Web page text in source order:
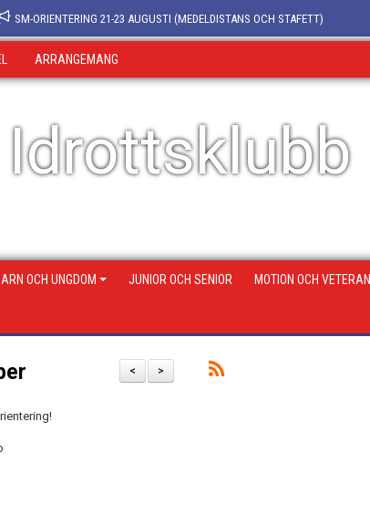
SM-ORIENTERING 21-23 AUGUSTI (MEDELDISTANS OCH STAFETT)
ARRANGEMANG
OCH UNGDOM JUNIOR OCH SENIOR MOTION OCH VETERAN
>
<